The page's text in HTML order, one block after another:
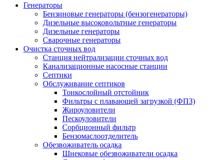
Генераторы
Бензиновые генераторы (бензогенераторы)
Дизельные высоковольтные генераторы
Дизельные генераторы
Сварочные генераторы
Очистка сточных вод
Станция нейтрализации сточных вод
Канализационные насосные станции
Септики
Обслуживание септиков
Тонкослойный отстойник
Фильтры с плавающей загрузкой (ФПЗ)
Жироуловители
Пескоуловители
Сорбционный фильтр
Бензомаслоотделитель
Обезвоживатель осадка
Шнековые обезвоживатели осадка